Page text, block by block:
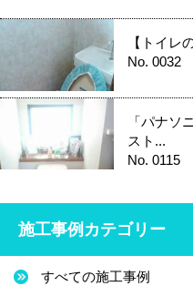
【トイレ
No. 0032
「パナ
スト...
No. 0115
施工事例カテゴリー
すべての施工事例